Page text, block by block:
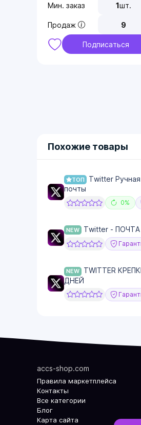
Мин. заказ 1шт.
Продаж 9
Подписаться
Похожие товары
ТОП
Twitter
почты
0%
NEW Twitter - ПОЧТА
NEW
TWITTER
ДНЕЙ
accs-shop.com
Правила маркетплейса
Контакты
Все категории
Блог
Карта сайта